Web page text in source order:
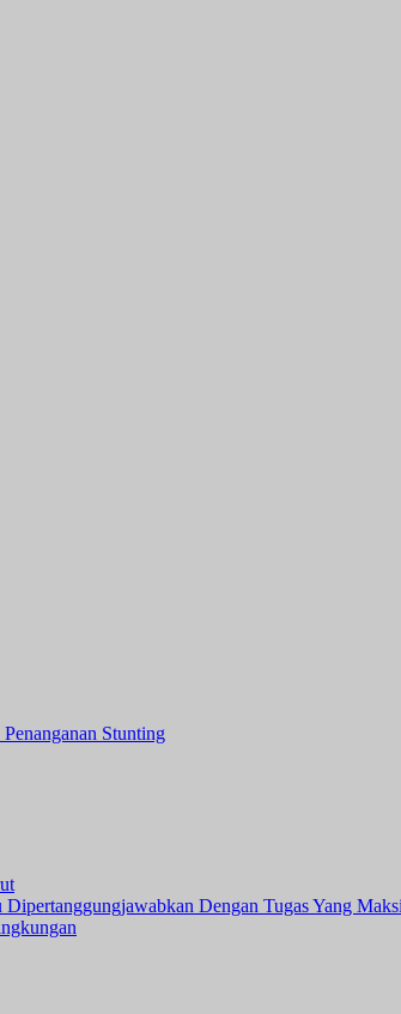
Stunting
Dengan Tugas Yang